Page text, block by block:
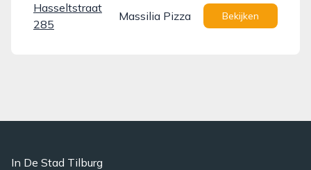
Hasseltstraat
285
Massilia Pizza Bekijken
In De Stad Tilburg